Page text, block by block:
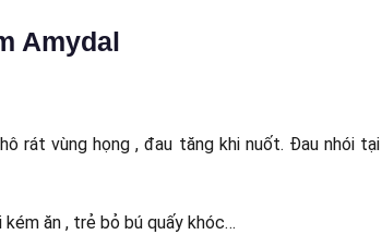
Amydal
rát vùng họng , đau tăng khi nuốt. Đau nhói tại
ăn , trẻ bỏ bú quấy khóc…